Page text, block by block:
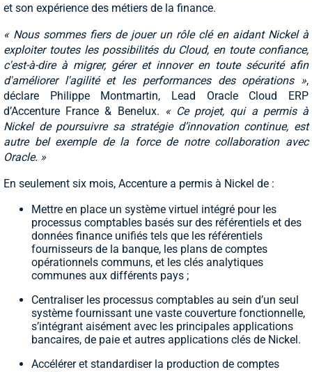
et son expérience des métiers de la finance.
« Nous sommes fiers de jouer un rôle clé en aidant Nickel à
exploiter toutes les possibilités du Cloud, en toute confiance,
c'est-à-dire à migrer, gérer et innover en toute sécurité afin
d'améliorer l'agilité et les performances des opérations »,
déclare Philippe Montmartin, Lead Oracle Cloud ERP
d’Accenture France & Benelux. « Ce projet, qui a permis à
Nickel de poursuivre sa stratégie d’innovation continue, est
autre bel exemple de la force de notre collaboration avec
Oracle. »
En seulement six mois, Accenture a permis à Nickel de :
Mettre en place un système virtuel intégré pour les
processus comptables basés sur des référentiels et des
données finance unifiés tels que les référentiels
fournisseurs de la banque, les plans de comptes
opérationnels communs, et les clés analytiques
communes aux différents pays ;
Centraliser les processus comptables au sein d’un seul
système fournissant une vaste couverture fonctionnelle,
s’intégrant aisément avec les principales applications
bancaires, de paie et autres applications clés de Nickel.
Accélérer et standardiser la production de comptes